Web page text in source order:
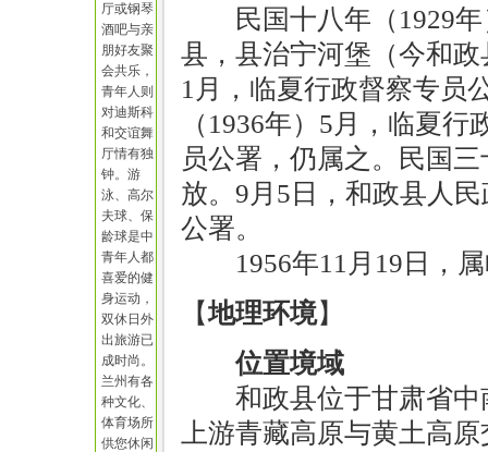
厅或钢琴
酒吧与亲
朋好友聚
会共乐，
青年人则
对迪斯科
和交谊舞
厅情有独
钟。游
泳、高尔
夫球、保
龄球是中
青年人都
喜爱的健
身运动，
双休日外
出旅游已
成时尚。
兰州有各
种文化、
体育场所
供您休闲
民国十八年（1929
县，县治宁河堡（今和
1月，临夏行政督察专员
（1936年）5月，临夏
员公署，仍属之。民国
放。9月5日，和政县人
公署。
1956年11月19日，
【地理环境】
位置境域
和政县位于甘肃省
上游青藏高原与黄土高